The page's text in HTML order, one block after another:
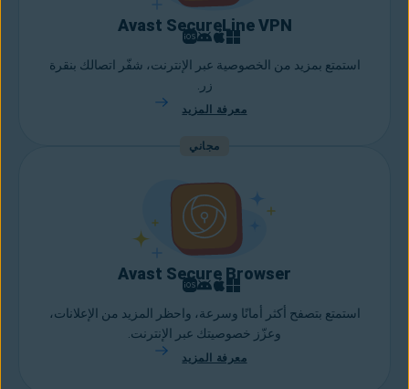
Avast SecureLine VPN
استمتع بمزيد من الخصوصية عبر الإنترنت، شفّر اتصالك بنقرة
زر.
معرفة المزيد
مجاني
Avast Secure Browser
استمتع بتصفح أكثر أمانًا وسرعة، واحظر المزيد من الإعلانات،
وعزّز خصوصيتك عبر الإنترنت.
معرفة المزيد